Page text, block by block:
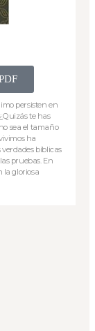
persisten en
te has
sea el tamaño
ha
bíblicas
pruebas. En
la gloriosa